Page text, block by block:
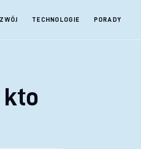
TECHNOLOGIE PORADY
kto